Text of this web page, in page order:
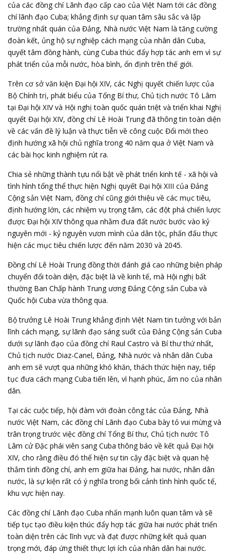
của các đồng chí Lãnh đạo cấp cao của Việt Nam tới các đồng
chí lãnh đạo Cuba; khẳng định sự quan tâm sâu sắc và lập
trường nhất quán của Đảng, Nhà nước Việt Nam là tăng cường
đoàn kết, ủng hộ sự nghiệp cách mạng của nhân dân Cuba,
quyết tâm đồng hành, cùng Cuba thúc đẩy hợp tác anh em vì sự
phát triển của mỗi nước, hòa bình, ổn định trên thế giới.
Trên cơ sở văn kiện Đại hội XIV, các Nghị quyết chiến lược của
Bộ Chính trị, phát biểu của Tổng Bí thư, Chủ tịch nước Tô Lâm
tại Đại hội XIV và Hội nghị toàn quốc quán triệt và triển khai Nghị
quyết Đại hội XIV, đồng chí Lê Hoài Trung đã thông tin toàn diện
về các vấn đề lý luận và thực tiễn về công cuộc Đổi mới theo
định hướng xã hội chủ nghĩa trong 40 năm qua ở Việt Nam và
các bài học kinh nghiệm rút ra.
Chia sẻ những thành tựu nổi bật về phát triển kinh tế - xã hội và
tình hình tổng thể thực hiện Nghị quyết Đại hội XIII của Đảng
Cộng sản Việt Nam, đồng chí cũng giới thiệu về các mục tiêu,
định hướng lớn, các nhiệm vụ trọng tâm, các đột phá chiến lược
được Đại hội XIV thông qua nhằm đưa đất nước bước vào kỷ
nguyên mới - kỷ nguyên vươn mình của dân tộc, phấn đấu thực
hiện các mục tiêu chiến lược đến năm 2030 và 2045.
Đồng chí Lê Hoài Trung đồng thời đánh giá cao những biện pháp
chuyển đổi toàn diện, đặc biệt là về kinh tế, mà Hội nghị bất
thường Ban Chấp hành Trung ương Đảng Cộng sản Cuba và
Quốc hội Cuba vừa thông qua.
Bộ trưởng Lê Hoài Trung khẳng định Việt Nam tin tưởng với bản
lĩnh cách mạng, sự lãnh đạo sáng suốt của Đảng Cộng sản Cuba
dưới sự lãnh đạo của đồng chí Raul Castro và Bí thư thứ nhất,
Chủ tịch nước Diaz-Canel, Đảng, Nhà nước và nhân dân Cuba
anh em sẽ vượt qua những khó khăn, thách thức hiện nay, tiếp
tục đưa cách mạng Cuba tiến lên, vì hạnh phúc, ấm no của nhân
dân.
Tại các cuộc tiếp, hội đàm với đoàn công tác của Đảng, Nhà
nước Việt Nam, các đồng chí Lãnh đạo Cuba bày tỏ vui mừng và
trân trọng trước việc đồng chí Tổng Bí thư, Chủ tịch nước Tô
Lâm cử Đặc phái viên sang Cuba thông báo về kết quả Đại hội
XIV, cho rằng điều đó thể hiện sự tin cậy đặc biệt và quan hệ
thắm tình đồng chí, anh em giữa hai Đảng, hai nước, nhân dân
nước, là sự kiện rất có ý nghĩa trong bối cảnh tình hình quốc tế,
khu vực hiện nay.
Các đồng chí Lãnh đạo Cuba nhấn mạnh luôn quan tâm và sẽ
tiếp tục tạo điều kiện thúc đẩy hợp tác giữa hai nước phát triển
toàn diện trên các lĩnh vực và đạt được những kết quả quan
trọng mới, đáp ứng thiết thực lợi ích của nhân dân hai nước.